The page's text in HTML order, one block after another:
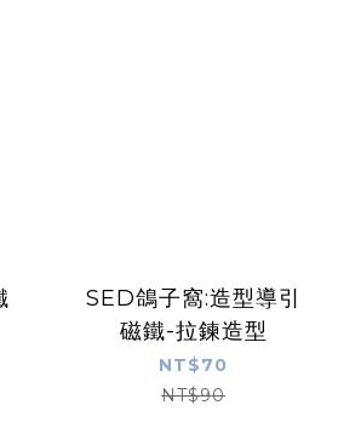
SED鴿子窩:造型導引
磁鐵-拉鍊造型
NT$70
NT$90